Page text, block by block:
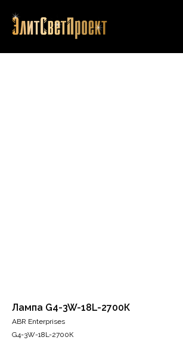
Лампа G4-3W-18L-2700К
ABR Enterprises
G4-3W-18L-2700К